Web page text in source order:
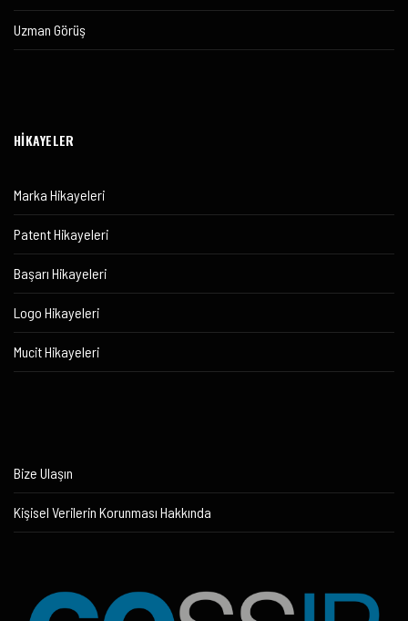
Uzman Görüş
HİKAYELER
Marka Hikayeleri
Patent Hikayeleri
Başarı Hikayeleri
Logo Hikayeleri
Mucit Hikayeleri
Bize Ulaşın
Kişisel Verilerin Korunması Hakkında